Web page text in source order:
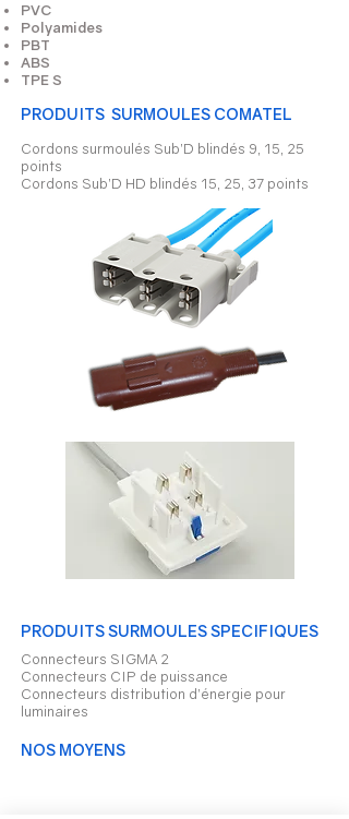
PVC
Polyamides
PBT
ABS
TPE S
PRODUITS SURMOULES COMATEL
Cordons surmoulés Sub’D blindés 9, 15, 25
points
Cordons Sub’D HD blindés 15, 25, 37 points
PRODUITS SURMOULES SPECIFIQUES
Connecteurs SIGMA 2
Connecteurs CIP de puissance
Connecteurs distribution d’énergie pour
luminaires
NOS MOYENS